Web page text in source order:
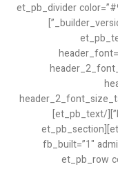
[/et_pb_text][et_pb_divider
_builder_version=”3.12.1″ max_width=”100px” locked=”off”]
[/
header_2_font_size_last_edited=”on|phone”][/et_pb_text]
[/et_pb_column][/et_pb_row][/et_pb_section][et_pb_section
fb_built=”1″